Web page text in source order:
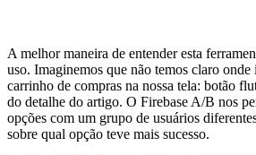
A melhor maneira de entender esta
uso. Imaginemos que não temos claro
carrinho de compras na nossa tela: botão
do detalhe do artigo. O Firebase A/B nos
opções com um grupo de usuários
sobre qual opção teve mais sucesso.